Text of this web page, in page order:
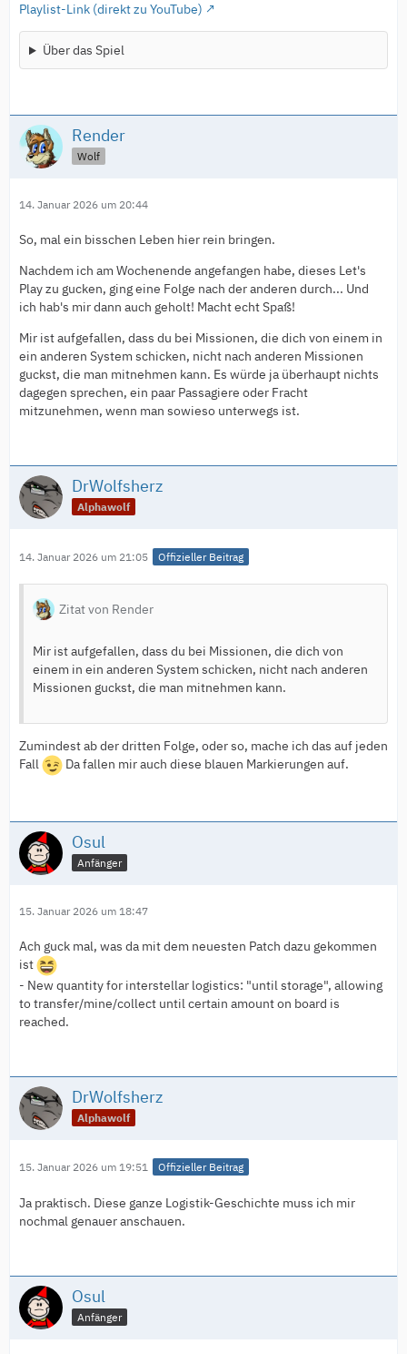
Playlist-Link (direkt zu YouTube)
Über das Spiel
Render
Wolf
14. Januar 2026 um 20:44
So, mal ein bisschen Leben hier rein bringen.
Nachdem ich am Wochenende angefangen habe, dieses Let's
Play zu gucken, ging eine Folge nach der anderen durch... Und
ich hab's mir dann auch geholt! Macht echt Spaß!
Mir ist aufgefallen, dass du bei Missionen, die dich von einem in
ein anderen System schicken, nicht nach anderen Missionen
guckst, die man mitnehmen kann. Es würde ja überhaupt nichts
dagegen sprechen, ein paar Passagiere oder Fracht
mitzunehmen, wenn man sowieso unterwegs ist.
DrWolfsherz
Alphawolf
14. Januar 2026 um 21:05 Offizieller Beitrag
Zitat von Render
Mir ist aufgefallen, dass du bei Missionen, die dich von
einem in ein anderen System schicken, nicht nach anderen
Missionen guckst, die man mitnehmen kann.
Zumindest ab der dritten Folge, oder so, mache ich das auf jeden
Fall
Da fallen mir auch diese blauen Markierungen auf.
Osul
Anfänger
15. Januar 2026 um 18:47
Ach guck mal, was da mit dem neuesten Patch dazu gekommen
ist
- New quantity for interstellar logistics: "until storage", allowing
to transfer/mine/collect until certain amount on board is
reached.
DrWolfsherz
Alphawolf
15. Januar 2026 um 19:51 Offizieller Beitrag
Ja praktisch. Diese ganze Logistik-Geschichte muss ich mir
nochmal genauer anschauen.
Osul
Anfänger